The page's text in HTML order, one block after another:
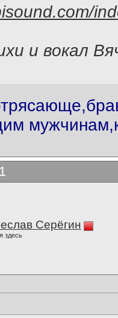
и вокал
Серёгин
здесь